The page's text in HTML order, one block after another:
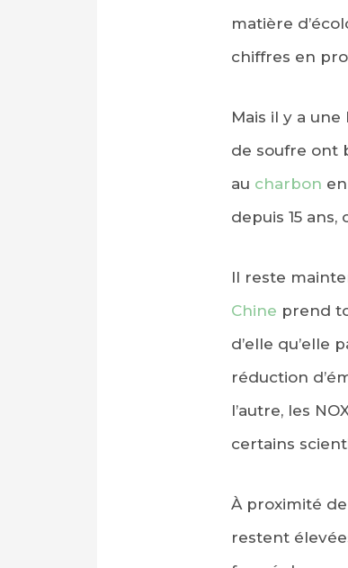
matière
chiffres en
Mais il y a
de soufre ont
au charbon
depuis 15
Il reste
Chine prend
d’elle qu’elle
réduction
l’autre, les
certains
À proximité
restent